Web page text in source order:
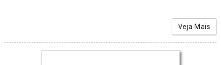
Veja Mais